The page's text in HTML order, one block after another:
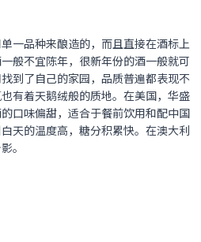
一品种来酿造的，而且直接在酒标上
般不宜陈年，很新年份的酒一般就可
到了自己的家园，品质普遍都表现不
有着天鹅绒般的质地。在美国，华盛
口味偏甜，适合于餐前饮用和配中国
天的温度高，糖分积累快。在澳大利
。